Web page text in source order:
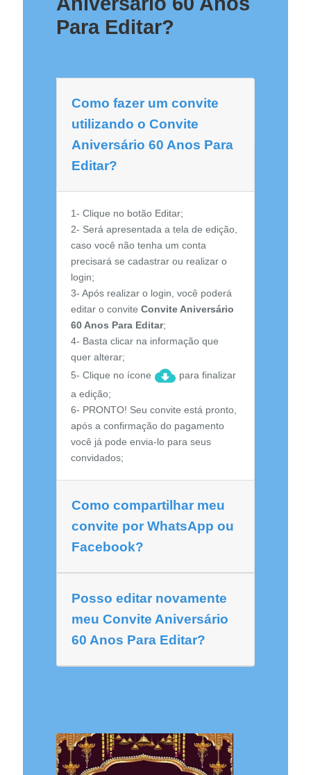
Para Editar?
Como fazer um convite
utilizando o Convite
Aniversário 60 Anos Para
Editar?
1- Clique no botão Editar;
2- Será apresentada a tela de edição,
caso você não tenha um conta
precisará se cadastrar ou realizar o
login;
3- Após realizar o login, você poderá
editar o convite Convite Aniversário
60 Anos Para Editar;
4- Basta clicar na informação que
quer alterar;
5- Clique no ícone
para finalizar
a edição;
6- PRONTO! Seu convite está pronto,
após a confirmação do pagamento
você já pode envia-lo para seus
convidados;
Como compartilhar meu
convite por WhatsApp ou
Facebook?
Posso editar novamente
meu Convite Aniversário
60 Anos Para Editar?